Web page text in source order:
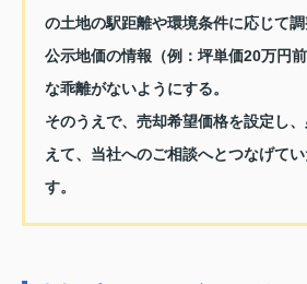
の土地の駅距離や環境条件に応じて調
公示地価の情報（例：坪単価20万円
な乖離がないようにする。
そのうえで、売却希望価格を設定し
えて、当社へのご相談へとつなげて
す。